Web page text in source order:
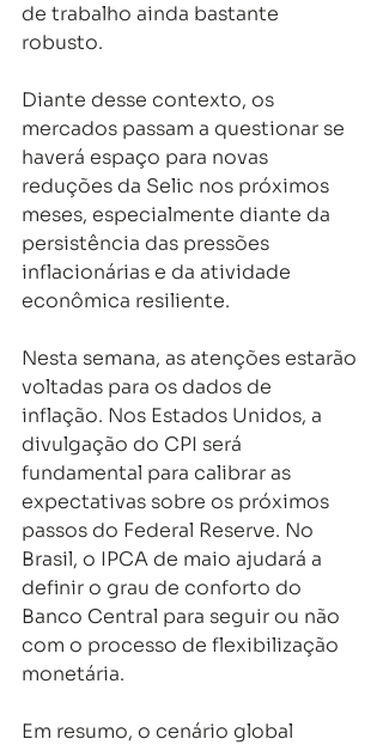
de trabalho ainda bastante
robusto.
Diante desse contexto, os
mercados passam a questionar se
haverá espaço para novas
reduções da Selic nos próximos
meses, especialmente diante da
persistência das pressões
inflacionárias e da atividade
econômica resiliente.
Nesta semana, as atenções estarão
voltadas para os dados de
inflação. Nos Estados Unidos, a
divulgação do CPI será
fundamental para calibrar as
expectativas sobre os próximos
passos do Federal Reserve. No
Brasil, o IPCA de maio ajudará a
definir o grau de conforto do
Banco Central para seguir ou não
com o processo de flexibilização
monetária.
Em resumo, o cenário global